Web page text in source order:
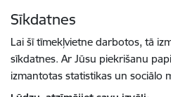
Sīkdatnes
Lai šī tīmekļvietne darbotos, tā
sīkdatnes. Ar Jūsu piekrišanu
izmantotas statistikas un sociālo